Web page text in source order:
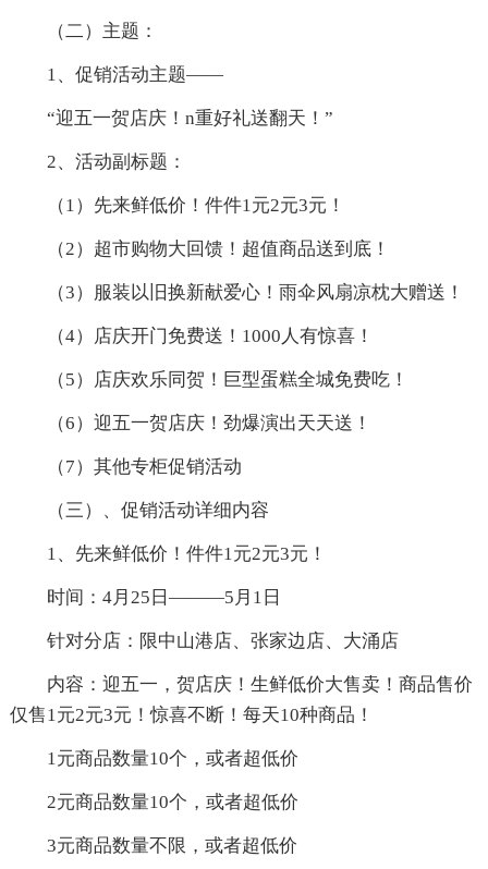
（二）主题：
1、促销活动主题——
“迎五一贺店庆！n重好礼送翻天！”
2、活动副标题：
（1）先来鲜低价！件件1元2元3元！
（2）超市购物大回馈！超值商品送到底！
（3）服装以旧换新献爱心！雨伞风扇凉枕大赠送！
（4）店庆开门免费送！1000人有惊喜！
（5）店庆欢乐同贺！巨型蛋糕全城免费吃！
（6）迎五一贺店庆！劲爆演出天天送！
（7）其他专柜促销活动
（三）、促销活动详细内容
1、先来鲜低价！件件1元2元3元！
时间：4月25日———5月1日
针对分店：限中山港店、张家边店、大涌店
内容：迎五一，贺店庆！生鲜低价大售卖！商品售价
仅售1元2元3元！惊喜不断！每天10种商品！
1元商品数量10个，或者超低价
2元商品数量10个，或者超低价
3元商品数量不限，或者超低价